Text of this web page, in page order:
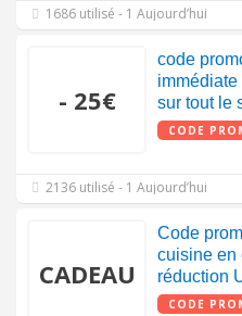
1686 utilisé - 1 Aujourd’hui
- 25€
code
sur tout le
CODE
2136 utilisé - 1 Aujourd’hui
CADEAU
Code
cuisine en
réduction
CODE